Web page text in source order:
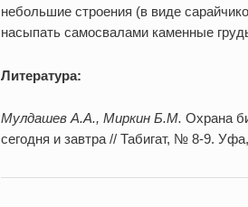
небольшие строения (в виде
насыпать самосвалами каменные
Литература:
Мулдашев А.А., Миркин Б.М. Охрана
сегодня и завтра // Табигат, № 8-9.